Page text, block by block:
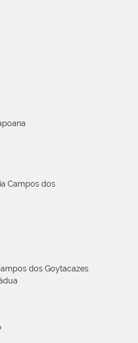
Campos dos
dos Goytacazes